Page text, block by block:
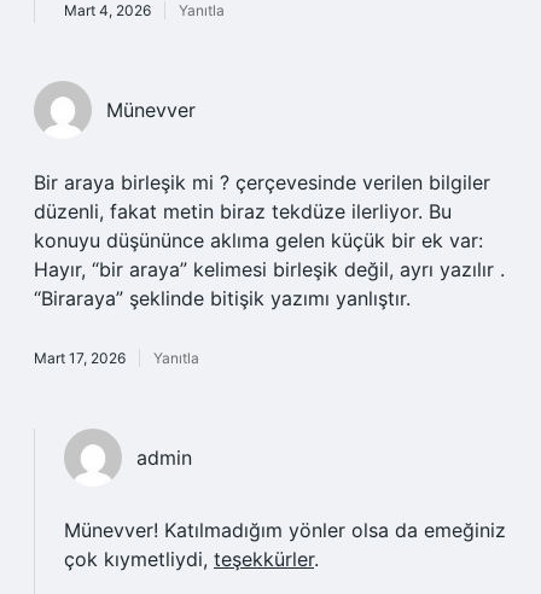
Mart 4, 2026 Yanıtla
Münevver
Bir araya birleşik mi ? çerçevesinde verilen bilgiler
düzenli, fakat metin biraz tekdüze ilerliyor. Bu
konuyu düşününce aklıma gelen küçük bir ek var:
Hayır, “bir araya” kelimesi birleşik değil, ayrı yazılır .
“Biraraya” şeklinde bitişik yazımı yanlıştır.
Mart 17, 2026 Yanıtla
admin
Münevver! Katılmadığım yönler olsa da emeğiniz
çok kıymetliydi, teşekkürler.